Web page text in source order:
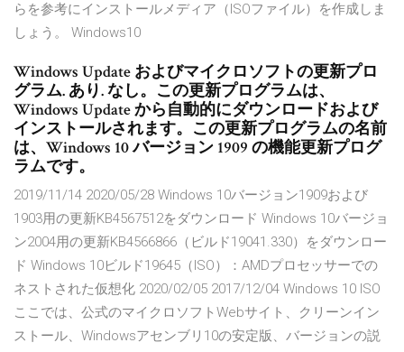
らを参考にインストールメディア（ISOファイル）を作成しま
しょう。 Windows10
Windows Update およびマイクロソフトの更新プロ
グラム. あり. なし。この更新プログラムは、
Windows Update から自動的にダウンロードおよび
インストールされます。この更新プログラムの名前
は、Windows 10 バージョン 1909 の機能更新プログ
ラムです。
2019/11/14 2020/05/28 Windows 10バージョン1909および
1903用の更新KB4567512をダウンロード Windows 10バージョ
ン2004用の更新KB4566866（ビルド19041.330）をダウンロー
ド Windows 10ビルド19645（ISO）：AMDプロセッサーでの
ネストされた仮想化 2020/02/05 2017/12/04 Windows 10 ISO
ここでは、公式のマイクロソフトWebサイト、クリーンイン
ストール、Windowsアセンブリ10の安定版、バージョンの説